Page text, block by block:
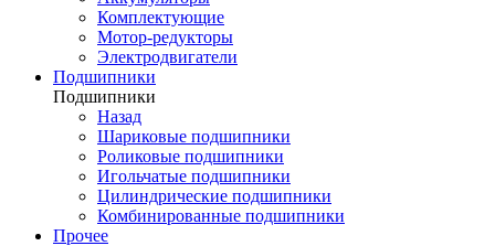
Комплектующие
Мотор-редукторы
Электродвигатели
Подшипники
Подшипники
Назад
Шариковые подшипники
Роликовые подшипники
Игольчатые подшипники
Цилиндрические подшипники
Комбинированные подшипники
Прочее